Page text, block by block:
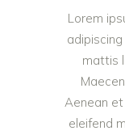
Lorem
mattis
Aenean
eleifend